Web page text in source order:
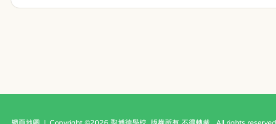
網頁地圖 | Copyright ©2026 聖博德學校. 版權所有 不得轉載 . All rights reserved.